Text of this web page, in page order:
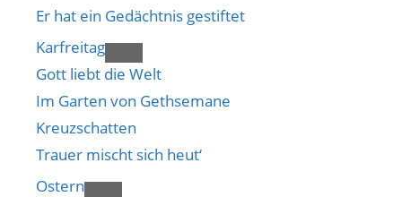
Er hat ein Gedächtnis gestiftet
Karfreitag
Gott liebt die Welt
Im Garten von Gethsemane
Kreuzschatten
Trauer mischt sich heut‘
Ostern